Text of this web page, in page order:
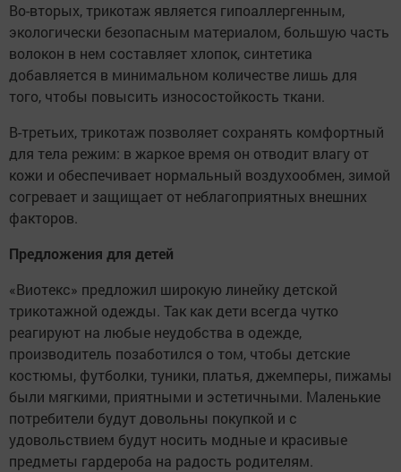
Во-вторых, трикотаж является гипоаллергенным,
экологически безопасным материалом, большую часть
волокон в нем составляет хлопок, синтетика
добавляется в минимальном количестве лишь для
того, чтобы повысить износостойкость ткани.
В-третьих, трикотаж позволяет сохранять комфортный
для тела режим: в жаркое время он отводит влагу от
кожи и обеспечивает нормальный воздухообмен, зимой
согревает и защищает от неблагоприятных внешних
факторов.
Предложения для детей
«Виотекс» предложил широкую линейку детской
трикотажной одежды. Так как дети всегда чутко
реагируют на любые неудобства в одежде,
производитель позаботился о том, чтобы детские
костюмы, футболки, туники, платья, джемперы, пижамы
были мягкими, приятными и эстетичными. Маленькие
потребители будут довольны покупкой и с
удовольствием будут носить модные и красивые
предметы гардероба на радость родителям.